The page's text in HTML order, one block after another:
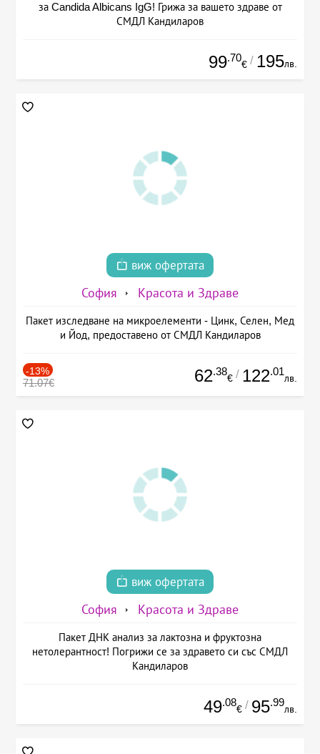
за Candida Albicans IgG! Грижа за вашето здраве от
СМДЛ Кандиларов
99.70
€ / 195лв.
виж офертата
София Красота и Здраве
Пакет изследване на микроелементи - Цинк, Селен, Мед
и Йод, предоставено от СМДЛ Кандиларов
-13%
71.07€ 62.38
€ / 122.01
лв.
виж офертата
София Красота и Здраве
Пакет ДНК анализ за лактозна и фруктозна
нетолерантност! Погрижи се за здравето си със СМДЛ
Кандиларов
49.08
€ / 95.99
лв.